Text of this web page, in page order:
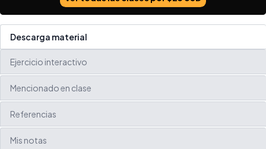
Descarga material
Ejercicio interactivo
Mencionado en clase
Referencias
Mis notas